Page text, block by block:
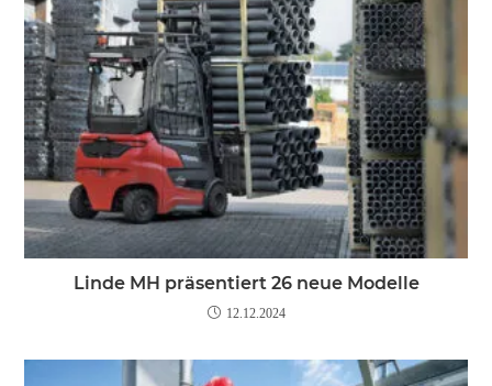
Linde MH präsentiert 26 neue Modelle
12.12.2024